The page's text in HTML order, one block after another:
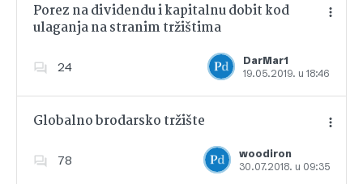
Porez na dividendu i kapitalnu dobit kod
ulaganja na stranim tržištima
24
DarMar1
19.05.2019. u 18:46
Dodajte u favorite
Globalno brodarsko tržište
78
woodiron
30.07.2018. u 09:35
Dodajte u favorite